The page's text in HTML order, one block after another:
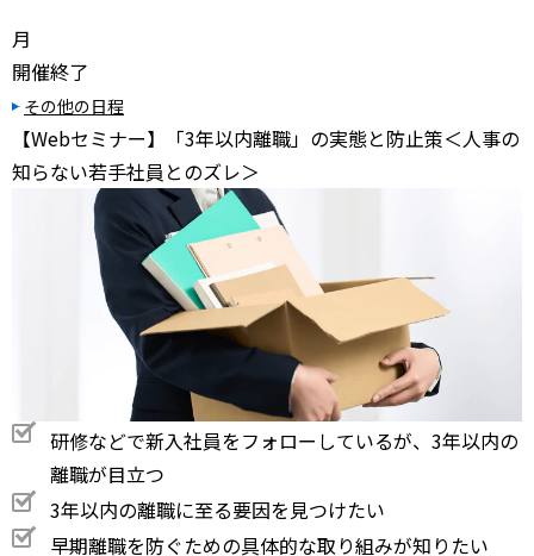
月
開催終了
その他の日程
【Webセミナー】「3年以内離職」の実態と防止策＜人事の
知らない若手社員とのズレ＞
研修などで新入社員をフォローしているが、3年以内の
離職が目立つ
3年以内の離職に至る要因を見つけたい
早期離職を防ぐための具体的な取り組みが知りたい